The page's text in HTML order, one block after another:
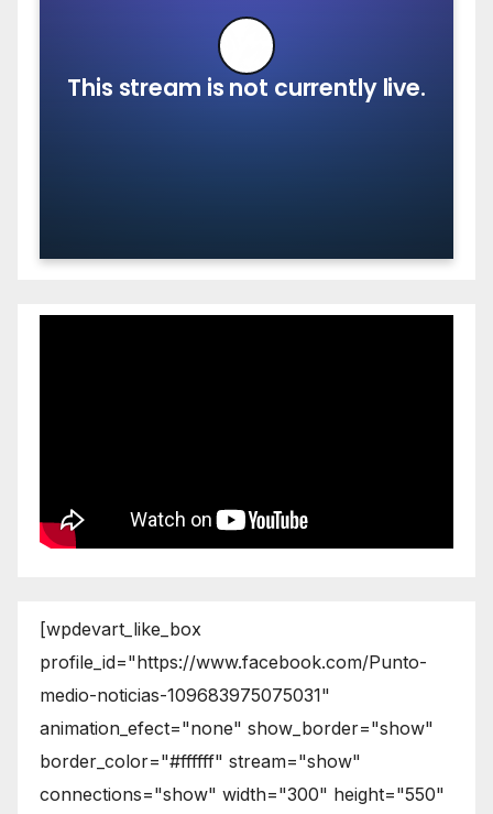
[wpdevart_like_box
profile_id="https://www.facebook.com/Punto-
medio-noticias-109683975075031"
animation_efect="none" show_border="show"
border_color="#ffffff" stream="show"
connections="show" width="300" height="550"